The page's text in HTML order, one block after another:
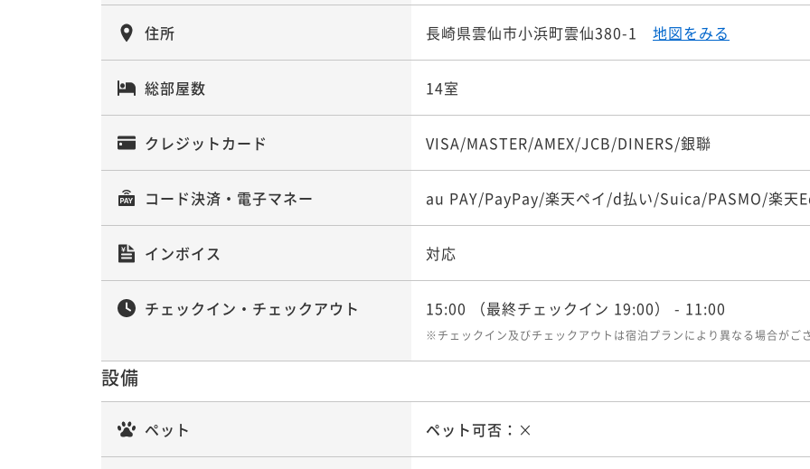
住所 長崎県雲仙市小浜町雲仙380-1 地図をみる
総部屋数 14室
クレジットカード VISA/MASTER/AMEX/JCB/DINERS/銀聯
コード決済・電子マネー au PAY/PayPay/楽天ペイ/d払い/Suica/PASMO/楽
インボイス 対応
チェックイン・チェックアウト 15:00 （最終チェックイン 19:00） - 11:00
※チェックイン及びチェックアウトは宿泊プランにより異なる場合がござ
設備
ペット ペット可否： ×